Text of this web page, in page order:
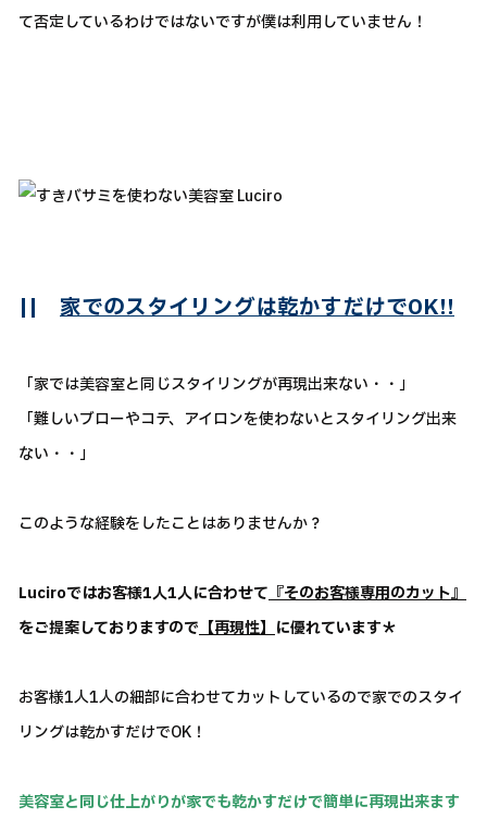
て否定しているわけではないですが僕は利用していません！
|| 家でのスタイリングは乾かすだけでOK!!
「家では美容室と同じスタイリングが再現出来ない・・」
「難しいブローやコテ、アイロンを使わないとスタイリング出来
ない・・」
このような経験をしたことはありませんか？
Luciroではお客様1人1人に合わせて 『そのお客様専用のカット』
をご提案しておりますので 【再現性】 に優れています＊
お客様1人1人の細部に合わせてカットしているので家でのスタイ
リングは乾かすだけでOK！
美容室と同じ仕上がりが家でも乾かすだけで簡単に再現出来ます